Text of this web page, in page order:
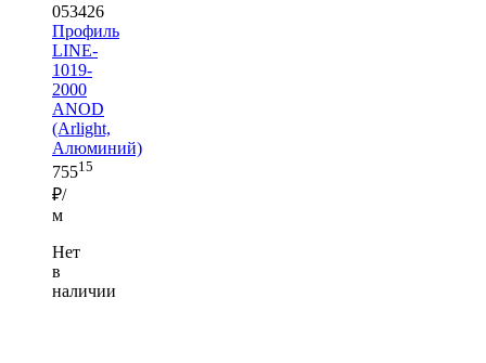
053426
Профиль
LINE-
1019-
2000
ANOD
(Arlight,
Алюминий)
75515
₽/
м
Нет
в
наличии